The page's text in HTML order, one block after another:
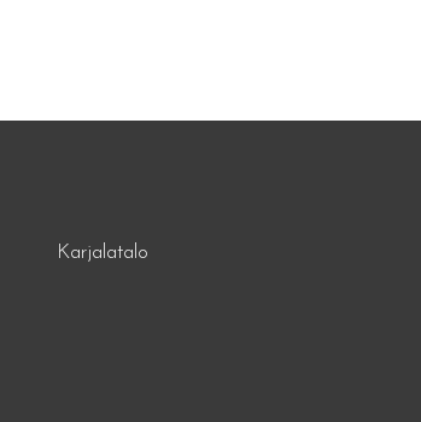
Karjalatalo